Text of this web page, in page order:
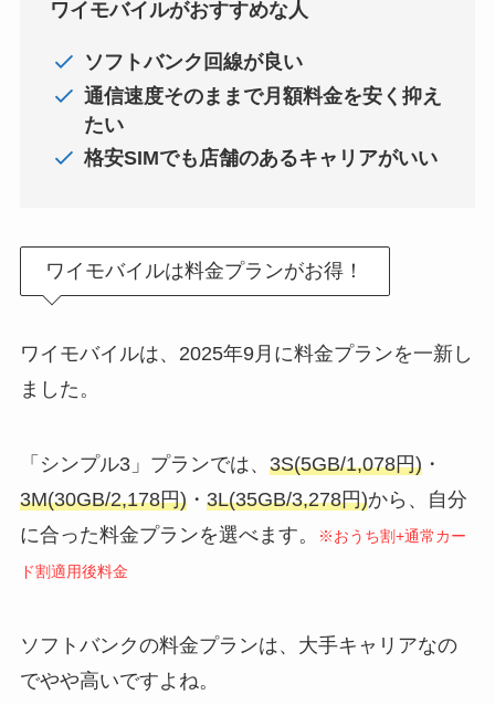
ワイモバイルがおすすめな人
ソフトバンク回線が良い
通信速度そのままで月額料金を安く抑え
たい
格安SIMでも店舗のあるキャリアがいい
ワイモバイルは料金プランがお得！
ワイモバイルは、2025年9月に料金プランを一新し
ました。
「シンプル3」プランでは、 3S(5GB/1,078円)・
3M(30GB/2,178円)・ 3L(35GB/3,278円)から、自分
に合った料金プランを選べます。
※おうち割+通常カー
ド割適用後料金
ソフトバンクの料金プランは、大手キャリアなの
でやや高いですよね。